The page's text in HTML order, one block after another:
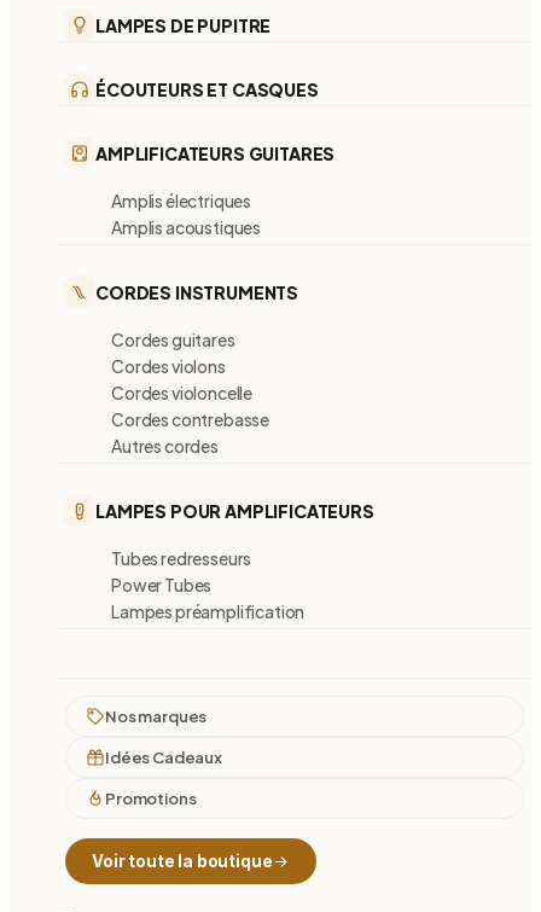
LAMPES DE PUPITRE
ÉCOUTEURS ET CASQUES
AMPLIFICATEURS GUITARES
Amplis électriques
Amplis acoustiques
CORDES INSTRUMENTS
Cordes guitares
Cordes violons
Cordes violoncelle
Cordes contrebasse
Autres cordes
LAMPES POUR AMPLIFICATEURS
Tubes redresseurs
Power Tubes
Lampes préamplification
Nos marques
Idées Cadeaux
Promotions
Voir toute la boutique